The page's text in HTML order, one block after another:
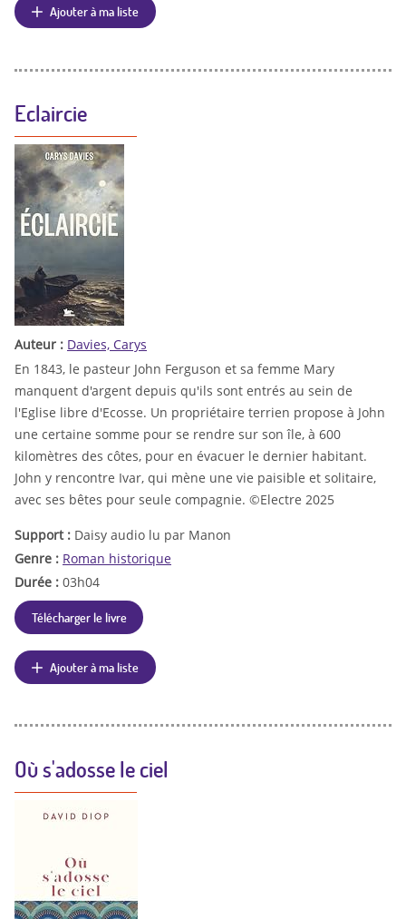
Ajouter à ma liste
Eclaircie
Auteur : Davies, Carys
En 1843, le pasteur John Ferguson et sa femme Mary
manquent d'argent depuis qu'ils sont entrés au sein de
l'Eglise libre d'Ecosse. Un propriétaire terrien propose à John
une certaine somme pour se rendre sur son île, à 600
kilomètres des côtes, pour en évacuer le dernier habitant.
John y rencontre Ivar, qui mène une vie paisible et solitaire,
avec ses bêtes pour seule compagnie. ©Electre 2025
Support : Daisy audio lu par Manon
Genre : Roman historique
Durée : 03h04
Télécharger le livre
Ajouter à ma liste
Où s'adosse le ciel